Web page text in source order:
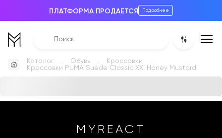
ПЛАТФОРМА ПРОДАЕТСЯ Подробнее
Каталог Обувь
Кроссовки
Кроссовки PUMA Suede Classic XXI Honey Mustard
MYREACT